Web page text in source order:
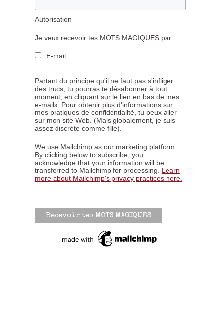
Autorisation
Je veux recevoir tes MOTS MAGIQUES par:
E-mail
Partant du principe qu'il ne faut pas s'infliger
des trucs, tu pourras te désabonner à tout
moment, en cliquant sur le lien en bas de mes
e-mails. Pour obtenir plus d'informations sur
mes pratiques de confidentialité, tu peux aller
sur mon site Web. (Mais globalement, je suis
assez discrète comme fille).
We use Mailchimp as our marketing platform.
By clicking below to subscribe, you
acknowledge that your information will be
transferred to Mailchimp for processing. Learn
more about Mailchimp's privacy practices here.